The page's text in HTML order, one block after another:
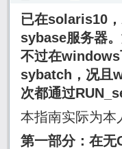
已在solaris10
sybase服务器
不过在
sybatch，况且
次都通过
本指南实际为本
第一部分：在